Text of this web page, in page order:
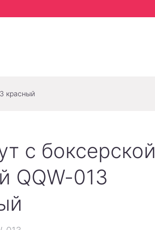
красный
с боксерской
QQW-013